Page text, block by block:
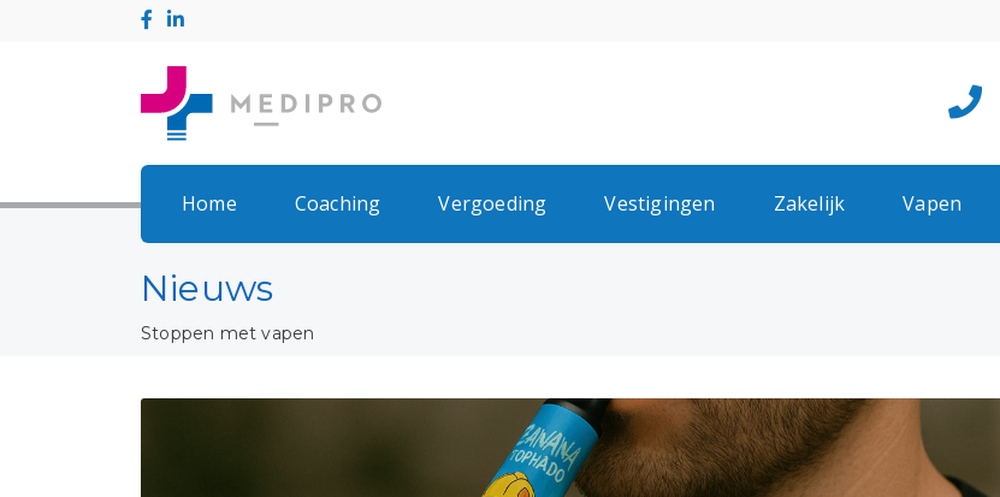
Home Coaching Vergoeding Vestigingen Zakelijk Vapen
Nieuws
Stoppen met vapen